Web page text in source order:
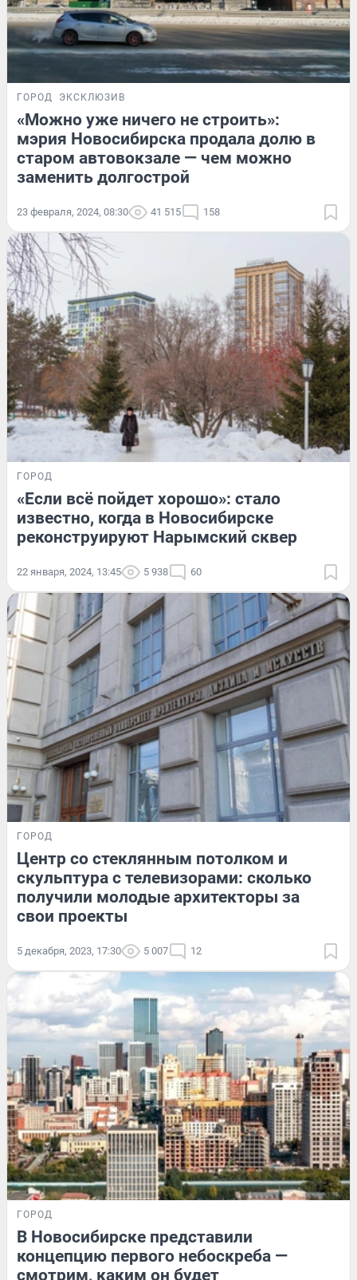
ГОРОД ЭКСКЛЮЗИВ
«Можно уже ничего не строить»:
мэрия Новосибирска продала долю в
старом автовокзале — чем можно
заменить долгострой
23 февраля, 2024, 08:30 41 515 158
ГОРОД
«Если всё пойдет хорошо»: стало
известно, когда в Новосибирске
реконструируют Нарымский сквер
22 января, 2024, 13:45 5 938 60
ГОРОД
Центр со стеклянным потолком и
скульптура с телевизорами: сколько
получили молодые архитекторы за
свои проекты
5 декабря, 2023, 17:30 5 007 12
ГОРОД
В Новосибирске представили
концепцию первого небоскреба —
смотрим, каким он будет